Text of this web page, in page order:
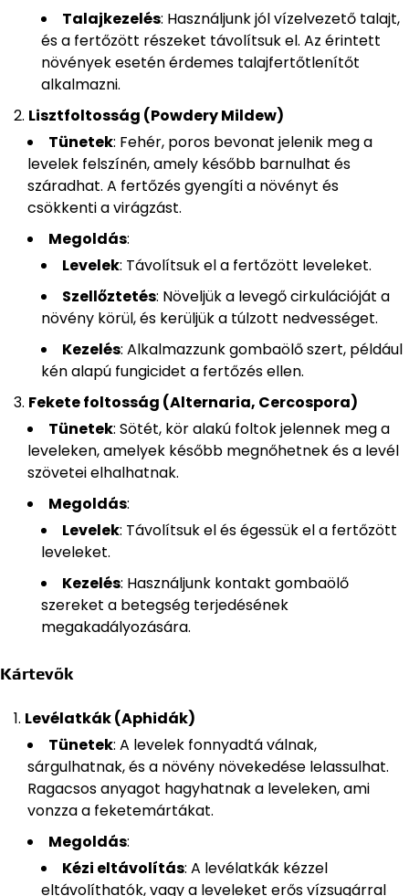
Talajkezelés: Használjunk jól vízelvezető talajt,
és a fertőzött részeket távolítsuk el. Az érintett
növények esetén érdemes talajfertőtlenítőt
alkalmazni.
Lisztfoltosság (Powdery Mildew)
Tünetek: Fehér, poros bevonat jelenik meg a
levelek felszínén, amely később barnulhat és
száradhat. A fertőzés gyengíti a növényt és
csökkenti a virágzást.
Megoldás:
Levelek: Távolítsuk el a fertőzött leveleket.
Szellőztetés: Növeljük a levegő cirkulációját a
növény körül, és kerüljük a túlzott nedvességet.
Kezelés: Alkalmazzunk gombaölő szert, például
kén alapú fungicidet a fertőzés ellen.
Fekete foltosság (Alternaria, Cercospora)
Tünetek: Sötét, kör alakú foltok jelennek meg a
leveleken, amelyek később megnőhetnek és a levél
szövetei elhalhatnak.
Megoldás:
Levelek: Távolítsuk el és égessük el a fertőzött
leveleket.
Kezelés: Használjunk kontakt gombaölő
szereket a betegség terjedésének
megakadályozására.
Kártevők
Levélatkák (Aphidák)
Tünetek: A levelek fonnyadtá válnak,
sárgulhatnak, és a növény növekedése lelassulhat.
Ragacsos anyagot hagyhatnak a leveleken, ami
vonzza a feketemártákat.
Megoldás:
Kézi eltávolítás: A levélatkák kézzel
eltávolíthatók, vagy a leveleket erős vízsugárral